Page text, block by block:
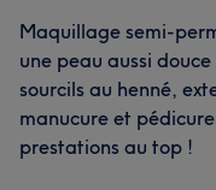
Maquillage semi-
une peau aussi
sourcils au henné,
manucure et
prestations au top !